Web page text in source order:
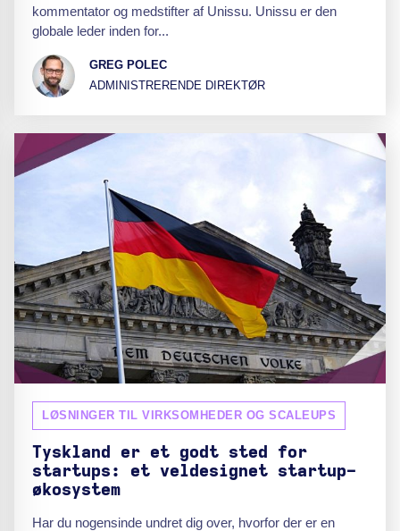
kommentator og medstifter af Unissu. Unissu er den
globale leder inden for...
GREG POLEC
ADMINISTRERENDE DIREKTØR
LØSNINGER TIL VIRKSOMHEDER OG SCALEUPS
Tyskland er et godt sted for
startups: et veldesignet startup-
økosystem
Har du nogensinde undret dig over, hvorfor der er en